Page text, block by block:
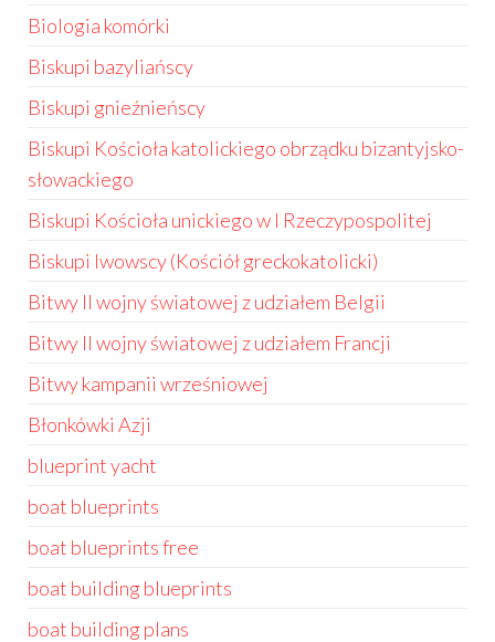
Biologia komórki
Biskupi bazyliańscy
Biskupi gnieźnieńscy
Biskupi Kościoła katolickiego obrządku bizantyjsko-
słowackiego
Biskupi Kościoła unickiego w I Rzeczypospolitej
Biskupi lwowscy (Kościół greckokatolicki)
Bitwy II wojny światowej z udziałem Belgii
Bitwy II wojny światowej z udziałem Francji
Bitwy kampanii wrześniowej
Błonkówki Azji
blueprint yacht
boat blueprints
boat blueprints free
boat building blueprints
boat building plans